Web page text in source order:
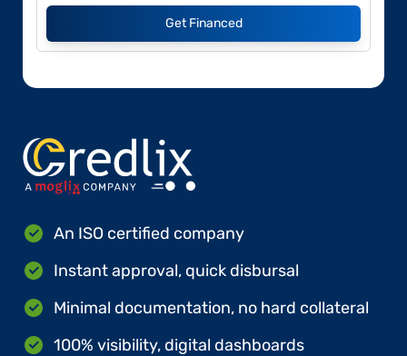
Get Financed
An ISO certified company
Instant approval, quick disbursal
Minimal documentation, no hard collateral
100% visibility, digital dashboards